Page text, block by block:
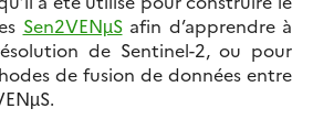
Sen2VENµSafin d’apprendre à
de Sentinel-2, ou pour
de fusion de données entre